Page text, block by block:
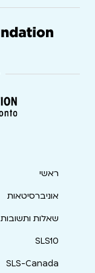
ראשי
אוניברסיטאות
שאלות ותשובות
SLS10
SLS-Canada